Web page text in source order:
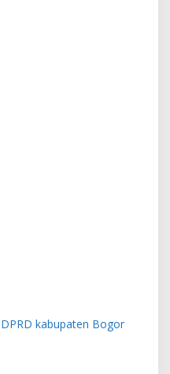
DPRD kabupaten Bogor